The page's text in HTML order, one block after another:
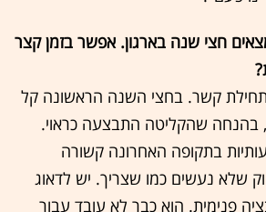
חצי שנה בארגון. אפשר בזמן קצר
קשר. בחצי השנה הראשונה קל
בהנחה שהקליטה התבצעה כראוי.
בתקופה האחרונה קשורה
שלא נעשים כמו שצריך. יש לדאוג
פנימית. הוא כבר לא עובד עבור